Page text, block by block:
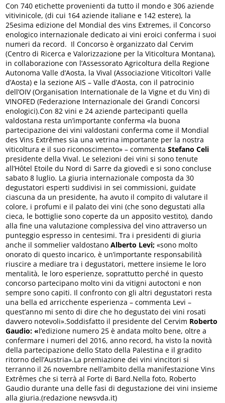
Con 740 etichette provenienti da tutto il mondo e 306 aziende
vitivinicole, (di cui 164 aziende italiane e 142 estere), la
25esima edizione del Mondial des vins Extremes, il Concorso
enologico internazionale dedicato ai vini eroici conferma i suoi
numeri da record. Il Concorso è organizzato dal Cervim
(Centro di Ricerca e Valorizzazione per la Viticoltura Montana),
in collaborazione con l’Assessorato Agricoltura della Regione
Autonoma Valle d’Aosta, la Vival (Associazione Viticoltori Valle
d’Aosta) e la sezione AIS – Valle d’Aosta, con il patrocinio
dell’OIV (Organisation Internationale de la Vigne et du Vin) di
VINOFED (Federazione Internazionale dei Grandi Concorsi
enologici).Con 82 vini e 24 aziende partecipanti quella
valdostana resta un’importante conferma «la buona
partecipazione dei vini valdostani conferma come il Mondial
des Vins Extrêmes sia una vetrina importante per la nostra
viticoltura e il suo riconoscimento» – commenta Stefano Celi
presidente della Vival. Le selezioni dei vini si sono tenute
all’Hôtel Etoile du Nord di Sarre da giovedì e si sono concluse
sabato 8 luglio. La giuria internazionale composta da 30
degustatori esperti suddivisi in sei commissioni, guidate
ciascuna da un presidente, ha avuto il compito di valutare il
colore, i profumi e il palato dei vini (che sono degustati alla
cieca, le bottiglie sono coperte da un apposito vestito), dando
alla fine una valutazione complessiva del vino attraverso un
punteggio espresso in centesimi. Tra i presidenti di giuria
anche il sommelier valdostanoAlberto Levi;«sono molto
onorato di questo incarico, è un’importante responsabilità
riuscire a mediare tra i degustatori, mettere insieme le loro
mentalità, le loro esperienze, soprattutto perché in questo
concorso partecipano molto vini da vitigni autoctoni e non
sempre sono capiti. Il confronto con gli altri degustatori resta
una bella ed arricchente esperienza – commenta Levi –
quest’anno mi sento di dire che ho degustato dei vini rosati
davvero notevoli».Soddisfatto il presidente del Cervim Roberto
Gaudio: «l’edizione numero 25 è andata molto bene, oltre a
confermare i numeri del 2016, anno record, ha visto la novità
della partecipazione dello Stato della Palestina e il gradito
ritorno dell’Austria».La premiazione dei vini vincitori si
terranno il 26 novembre nell’ambito della manifestazione Vins
Extrêmes che si terrà al Forte di Bard.Nella foto, Roberto
Gaudio durante una delle fasi di degustazione dei vini insieme
alla giuria.(redazione newsvda.it)